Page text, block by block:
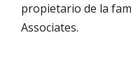
propietario de la
Associates.